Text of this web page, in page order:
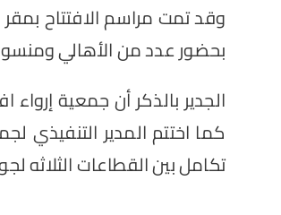
وقد تمت مراسم الافتتاح
بحضور عدد من الأهالي
كما اختتم المدير التنفيذي
تكامل بين القطاعات الثلاثه